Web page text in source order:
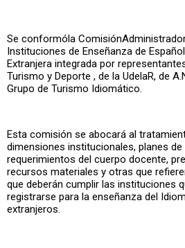
Se conformóla
Instituciones de Enseñanza de
Extranjera integrada por
Turismo y Deporte , de la UdelaR, de
Grupo de Turismo Idiomático.
Esta comisión se abocará al
dimensiones institucionales, planes de
requerimientos del cuerpo docente,
recursos materiales y otras que
que deberán cumplir las instituciones
registrarse para la enseñanza del
extranjeros.